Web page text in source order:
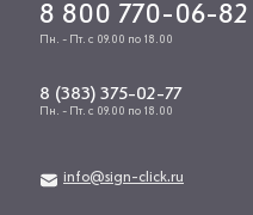
8 800 770-06-82
Пн. - Пт. с 09.00 по 18.00
8 (383) 375-02-77
Пн. - Пт. с 09.00 по 18.00
info@sign-click.ru